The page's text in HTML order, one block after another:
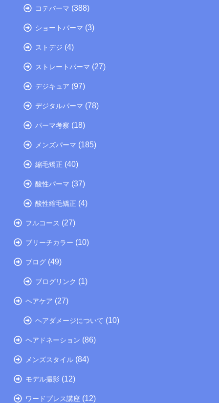
コテパーマ (388)
ショートパーマ (3)
ストデジ (4)
ストレートパーマ (27)
デジキュア (97)
デジタルパーマ (78)
パーマ考察 (18)
メンズパーマ (185)
縮毛矯正 (40)
酸性パーマ (37)
酸性縮毛矯正 (4)
フルコース (27)
ブリーチカラー (10)
ブログ (49)
ブログリンク (1)
ヘアケア (27)
ヘアダメージについて (10)
ヘアドネーション (86)
メンズスタイル (84)
モデル撮影 (12)
ワードプレス講座 (12)